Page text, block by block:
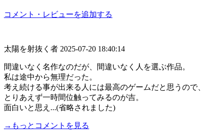
コメント・レビューを追加する
太陽を射抜く者 2025-07-20 18:40:14
間違いなく名作なのだが、間違いなく人を選ぶ作品。
私は途中から無理だった。
考え続ける事が出来る人には最高のゲームだと思うので、
とりあえず一時間位触ってみるのが吉。
面白いと思え...(省略されました)
→もっとコメントを見る